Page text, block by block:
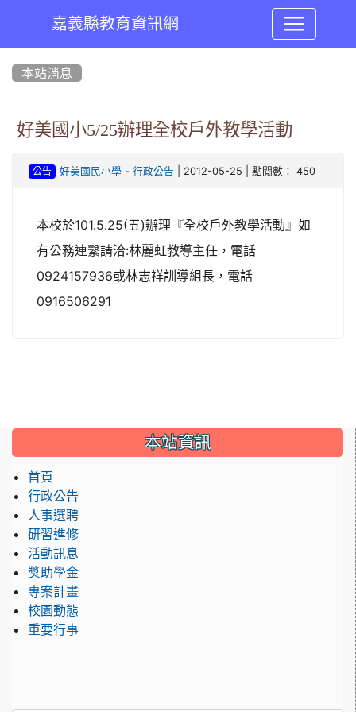
嘉義縣教育資訊網
本站消息
好美國小5/25辦理全校戶外教學活動
公告 好美國民小學- 行政公告 | 2012-05-25 | 點閱數： 450
本校於101.5.25(五)辦理『全校戶外教學活動』如
有公務連繫請洽:林麗虹教導主任，電話
0924157936或林志祥訓導組長，電話
0916506291
::: 本站資訊
首頁
行政公告
人事選聘
研習進修
活動訊息
獎助學金
專案計畫
校園動態
重要行事